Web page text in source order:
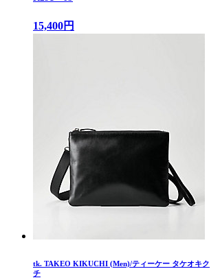
15,400円
tk. TAKEO KIKUCHI (Men)/ティーケー タケオキク
チ